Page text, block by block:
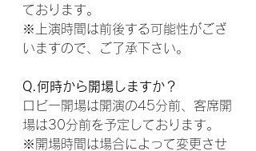
ております。
※上演時間は前後する可能性がござ
いますので、ご了承下さい。
Q.何時から開場しますか？
ロビー開場は開演の45分前、客席開
場は30分前を予定しております。
※開場時間は場合によって変更させ